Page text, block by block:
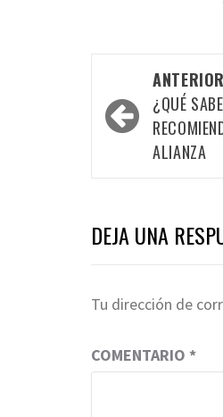
Navegación
por
las
entradas
ANTERIOR
¿QUÉ
ALIANZA
DEJA UNA
Tu dirección de
COMENTARIO *